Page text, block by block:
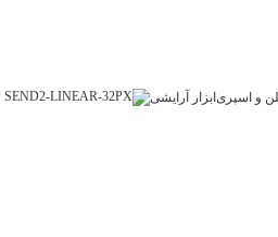
و اسپری ابزار آرایشی